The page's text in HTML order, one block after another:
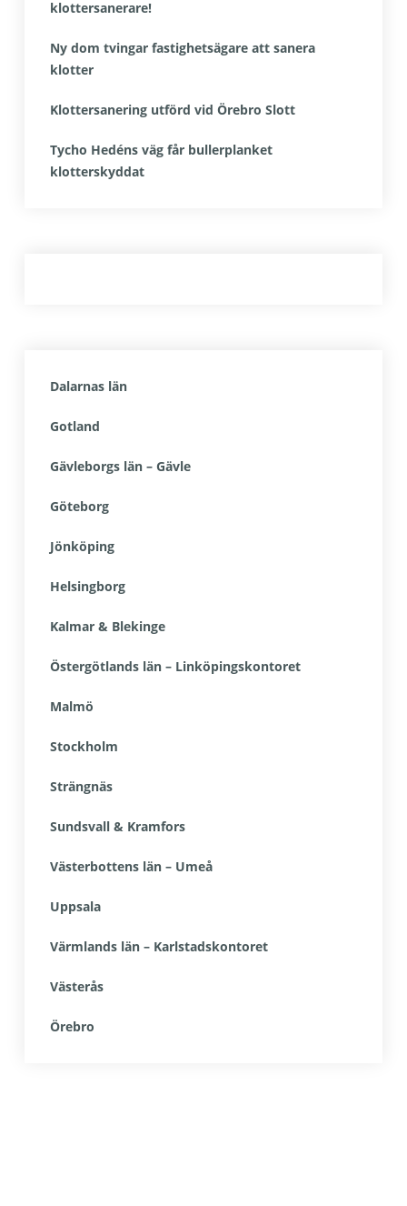
klottersanerare!
Ny dom tvingar fastighetsägare att sanera
klotter
Klottersanering utförd vid Örebro Slott
Tycho Hedéns väg får bullerplanket
klotterskyddat
Dalarnas län
Gotland
Gävleborgs län – Gävle
Göteborg
Jönköping
Helsingborg
Kalmar & Blekinge
Östergötlands län – Linköpingskontoret
Malmö
Stockholm
Strängnäs
Sundsvall & Kramfors
Västerbottens län – Umeå
Uppsala
Värmlands län – Karlstadskontoret
Västerås
Örebro